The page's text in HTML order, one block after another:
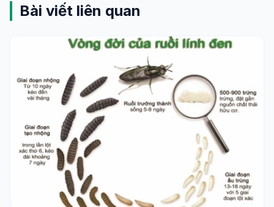
Bài viết liên quan